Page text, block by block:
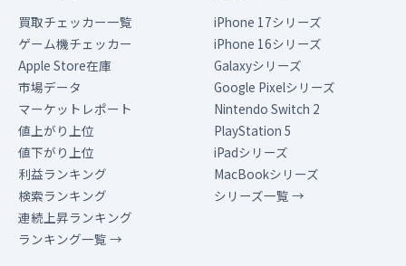
買取チェッカー一覧
ゲーム機チェッカー
Apple Store在庫
市場データ
マーケットレポート
値上がり上位
値下がり上位
利益ランキング
検索ランキング
連続上昇ランキング
ランキング一覧 →
iPhone 17シリーズ
iPhone 16シリーズ
Galaxyシリーズ
Google Pixelシリーズ
Nintendo Switch 2
PlayStation 5
iPadシリーズ
MacBookシリーズ
シリーズ一覧 →